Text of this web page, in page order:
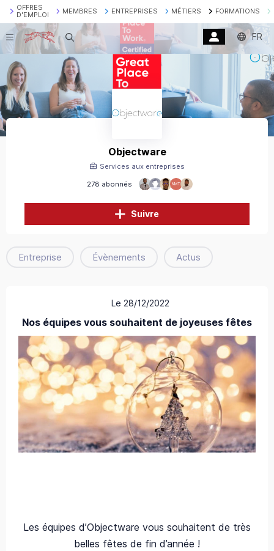
OFFRES
D'EMPLOI
MEMBRES ENTREPRISES MÉTIERS FORMATIONS
Recherche FR
Objectware
278 abonnés NMT
Services aux entreprises
Suivre
Entreprise Évènements Actus
Le 28/12/2022
Nos équipes vous souhaitent de joyeuses fêtes
Les équipes d’Objectware vous souhaitent de très
belles fêtes de fin d’année !